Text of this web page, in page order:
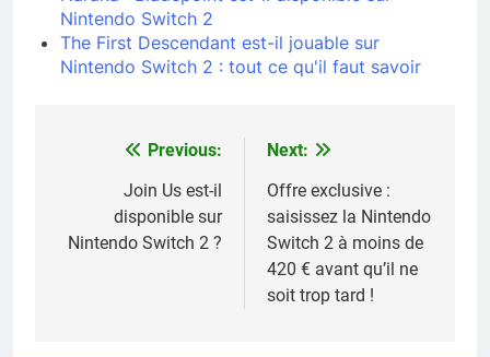
Nintendo Switch 2
The First Descendant est-il jouable sur
Nintendo Switch 2 : tout ce qu'il faut savoir
Navigation
l’article
Previous:
Join Us est-il
disponible sur
Nintendo Switch 2 ?
Next:
Offre exclusive :
saisissez la Nintendo
Switch 2 à moins de
420 € avant qu’il ne
soit trop tard !